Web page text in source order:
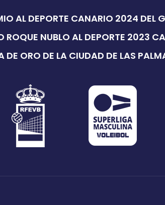
AL DEPORTE CANARIO 2024 DEL
ROQUE NUBLO AL DEPORTE 2023
DE ORO DE LA CIUDAD DE LAS